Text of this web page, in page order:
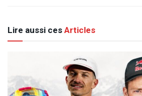
Lire aussi cesArticles